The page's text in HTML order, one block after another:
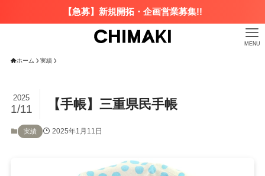
【急募】新規開拓・企画営業募集!!
MENU
ホーム 実績
【手帳】三重県民手帳
2025
1/11
実績 2025年1月11日